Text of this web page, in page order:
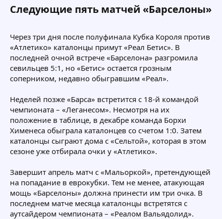
Следующие пять матчей «Барселоны»​
Через три дня после полуфинала Кубка Короля против
«Атлетико» каталонцы примут «Реал Бетис». В
последней очной встрече «Барселона» разгромила
севильцев 5:1, но «Бетис» остается грозным
соперником, недавно обыгравшим «Реал».
Неделей позже «Барса» встретится с 18-й командой
чемпионата – «Леганесом». Несмотря на их
положение в таблице, в декабре команда Борхи
Хименеса обыграла каталонцев со счетом 1:0. Затем
каталонцы сыграют дома с «Сельтой», которая в этом
сезоне уже отбирала очки у «Атлетико».
Завершит апрель матч с «Мальоркой», претендующей
на попадание в еврокубки. Тем не менее, атакующая
мощь «Барселоны» должна принести им три очка. В
последнем матче месяца каталонцы встретятся с
аутсайдером чемпионата – «Реалом Вальядолид».